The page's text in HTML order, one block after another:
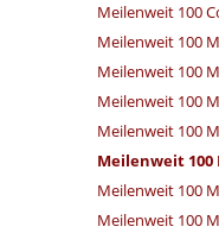
Meilenweit 100
Meilenweit 100
Meilenweit 100
Meilenweit 100
Meilenweit 100
Meilenweit
Meilenweit 100
Meilenweit 100